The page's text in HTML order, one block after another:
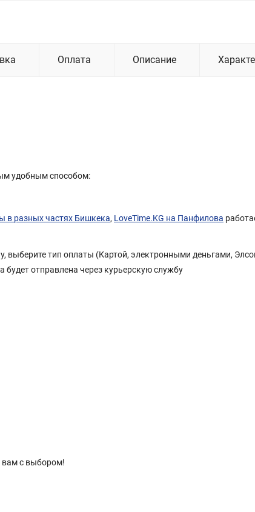
Оплата Описание
удобным способом:
в разных частях Бишкека, LoveTime.KG на Панфилова
выберите тип оплаты (Картой, электронными деньгами,
отправлена через курьерскую службу
вам с выбором!